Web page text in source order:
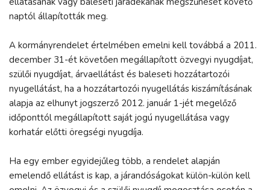
naptól állapították meg.
A kormányrendelet értelmében emelni kell továbbá a 2011.
december 31-ét követően megállapított özvegyi nyugdíjat,
szülői nyugdíjat, árvaellátást és baleseti hozzátartozói
nyugellátást, ha a hozzátartozói nyugellátás kiszámításának
alapja az elhunyt jogszerző 2012. január 1-jét megelőző
időponttól megállapított saját jogú nyugellátása vagy
korhatár előtti öregségi nyugdíja.
Ha egy ember egyidejűleg több, a rendelet alapján
emelendő ellátást is kap, a járandóságokat külön-külön kell